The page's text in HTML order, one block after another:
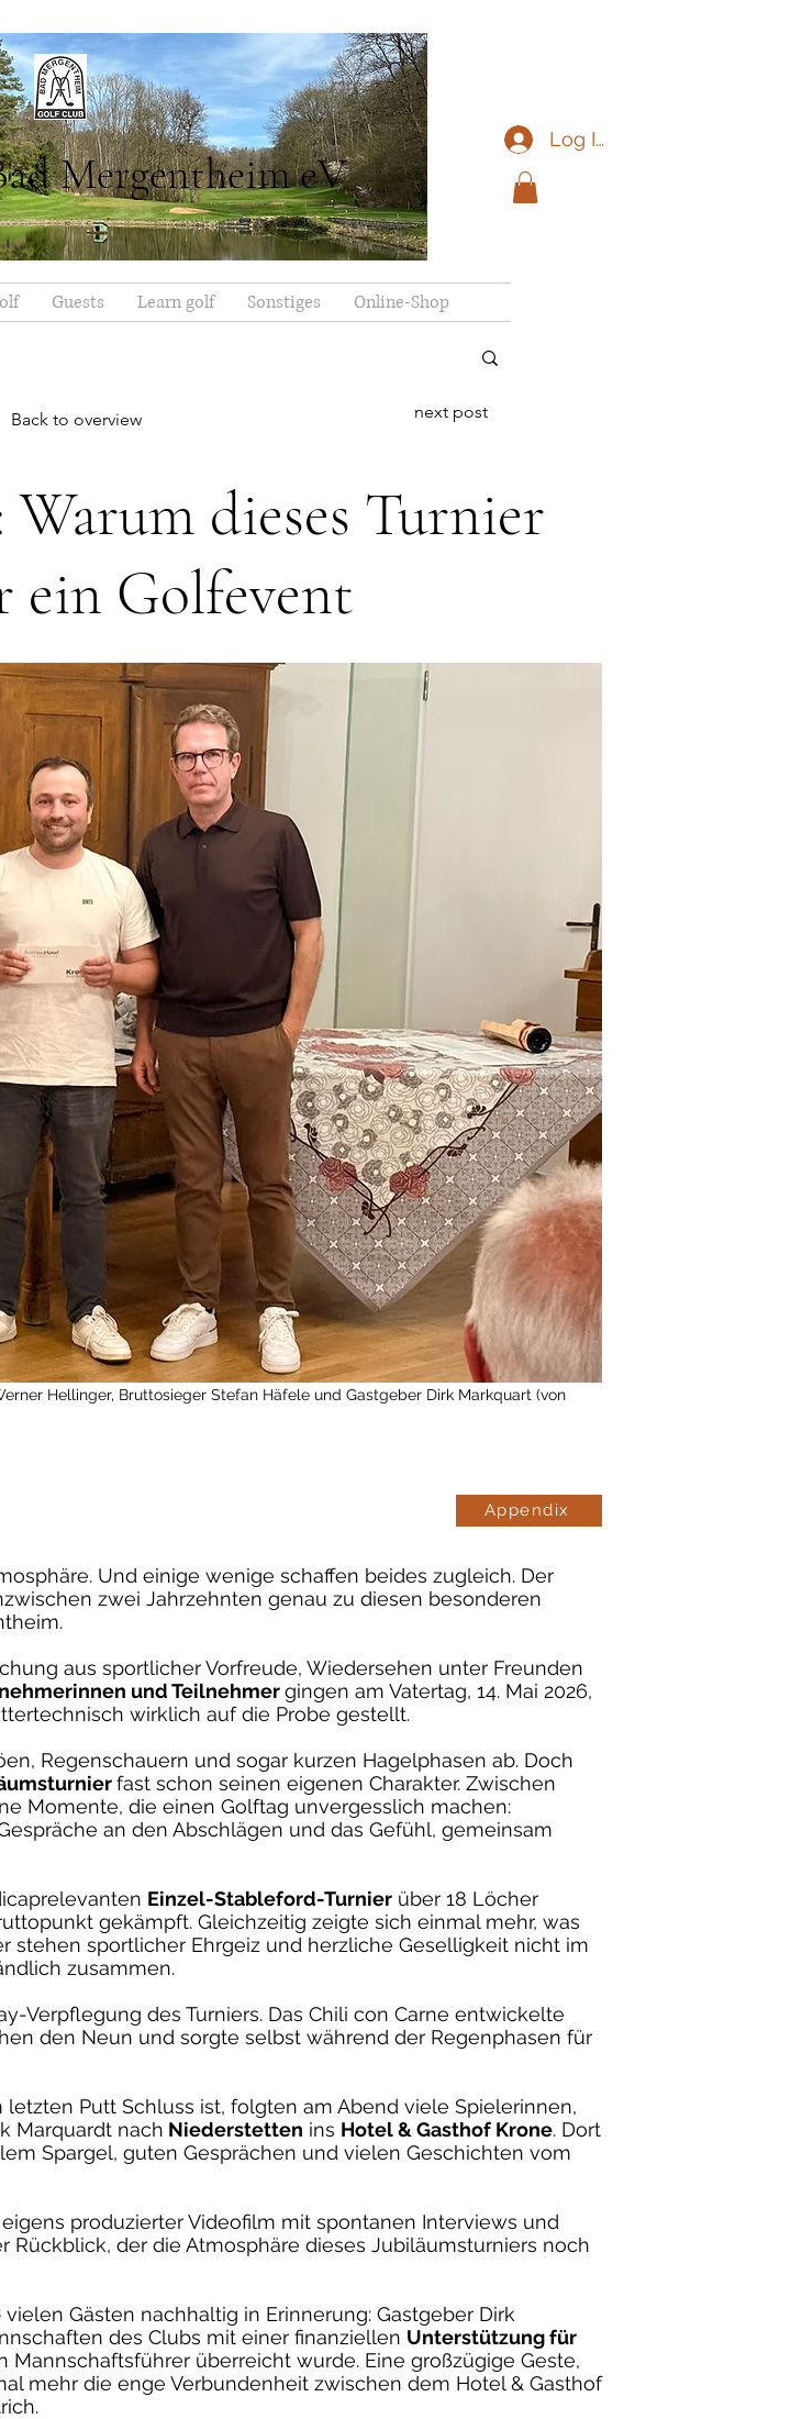
Mergentheim eV
Log In
Guests Learn golf Sonstiges Online-Shop
Back to overview next post
Warum dieses Turnier
ein Golfevent
Hellinger, Bruttosieger Stefan Häfele und Gastgeber Dirk Markquart (von
Appendix
Und einige wenige schaffen beides zugleich. Der
zwei Jahrzehnten genau zu diesen besonderen
aus sportlicher Vorfreude, Wiedersehen unter Freunden
und Teilnehmergingen am Vatertag, 14. Mai 2026,
wirklich auf die Probe gestellt.
Regenschauern und sogar kurzen Hagelphasen ab. Doch
fast schon seinen eigenen Charakter. Zwischen
Momente, die einen Golftag unvergesslich machen:
an den Abschlägen und das Gefühl, gemeinsam
Einzel-Stableford-Turnier über 18 Löcher
gekämpft. Gleichzeitig zeigte sich einmal mehr, was
stehen sportlicher Ehrgeiz und herzliche Geselligkeit nicht im
zusammen.
Verpflegung des Turniers. Das Chili con Carne entwickelte
den Neun und sorgte selbst während der Regenphasen für
Putt Schluss ist, folgten am Abend viele Spielerinnen,
Marquardt nach Niederstetten ins Hotel & Gasthof Krone. Dort
Spargel, guten Gesprächen und vielen Geschichten vom
produzierter Videofilm mit spontanen Interviews und
der die Atmosphäre dieses Jubiläumsturniers noch
Gästen nachhaltig in Erinnerung: Gastgeber Dirk
des Clubs mit einer finanziellen Unterstützung für
Mannschaftsführer überreicht wurde. Eine großzügige Geste,
mehr die enge Verbundenheit zwischen dem Hotel & Gasthof